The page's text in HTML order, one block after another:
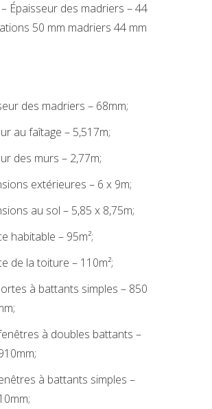
Épaisseur des madriers – 44
50 mm madriers 44 mm
des madriers – 68mm;
au faîtage – 5,517m;
des murs – 2,77m;
extérieures – 6 x 9m;
au sol – 5,85 x 8,75m;
habitable – 95m²;
de la toiture – 110m²;
à battants simples – 850
à doubles battants –
à battants simples –